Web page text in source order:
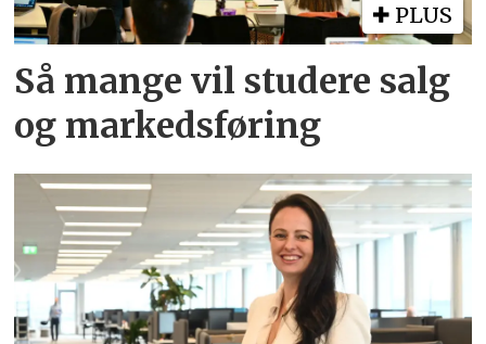
PLUS
Så mange vil studere salg
og markedsføring